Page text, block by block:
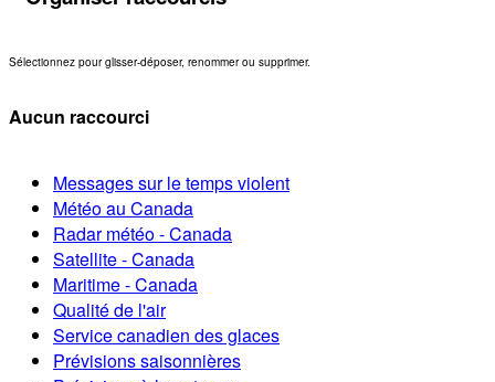
Sélectionnez pour glisser-déposer, renommer ou supprimer.
Aucun raccourci
Messages sur le temps violent
Météo au Canada
Radar météo - Canada
Satellite - Canada
Maritime - Canada
Qualité de l'air
Service canadien des glaces
Prévisions saisonnières